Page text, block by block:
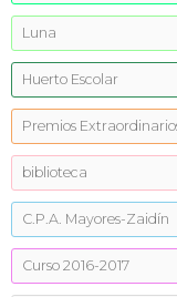
Luna
Huerto Escolar
Premios
biblioteca
C.P.A. Mayores-Zaidín
Curso 2016-2017